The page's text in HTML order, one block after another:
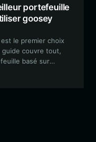
portefeuille
goosey
le premier choix
couvre tout,
basé sur
sécurité avec la